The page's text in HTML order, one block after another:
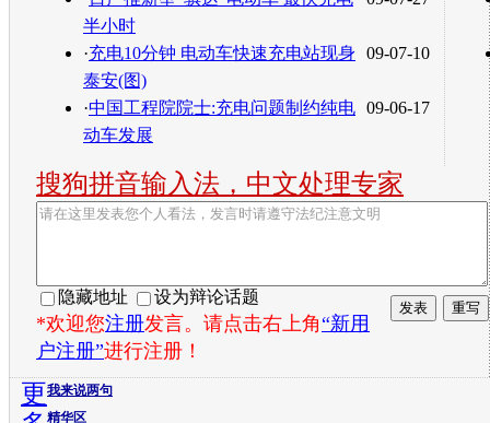
半小时
09-07-10
·充电10分钟 电动车快速充电站现身
泰安(图)
09-06-17
·中国工程院院士:充电问题制约纯电
动车发展
搜狗拼音输入法，中文处理专家
隐藏地址 设为辩论话题
*欢迎您注册发言。请点击右上角“新用
户注册”进行注册！
我来说两句
精华区
更